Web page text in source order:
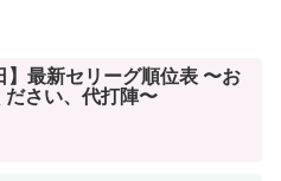
】最新セリーグ順位表 〜お
ださい、代打陣〜